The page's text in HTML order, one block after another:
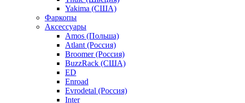
Yakima (США)
Фаркопы
Аксессуары
Amos (Польша)
Atlant (Россия)
Broomer (Россия)
BuzzRack (США)
ED
Enroad
Evrodetal (Россия)
Inter